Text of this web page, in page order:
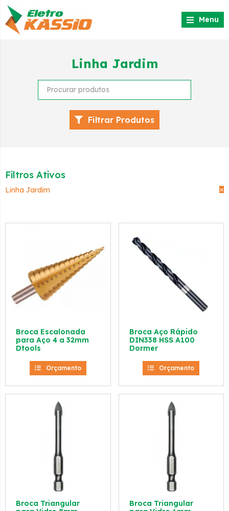
Menu
Linha Jardim
Filtrar Produtos
Filtros Ativos
Linha Jardim ×
Broca Escalonada
para Aço 4 a 32mm
Dtools
Orçamento
Broca Aço Rápido
DIN338 HSS A100
Dormer
Orçamento
Broca Triangular
Broca Triangular